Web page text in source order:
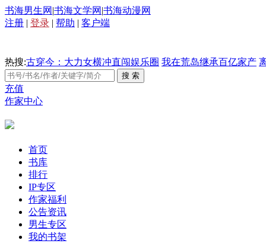
书海男生网 |书海文学网 |书海动漫网
注册 | 登录 | 帮助 | 客户端
热搜:古穿今：大力女横冲直闯娱乐圈 我在荒岛继承百亿家产
充值
作家中心
首页
书库
排行
IP专区
作家福利
公告资讯
男生专区
我的书架